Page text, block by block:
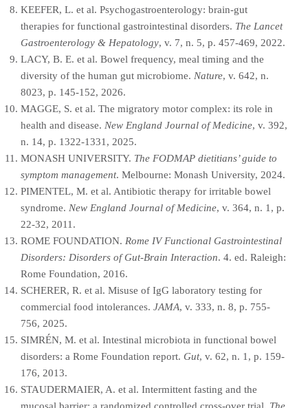
KEEFER, L. et al. Psychogastroenterology: brain-gut
therapies for functional gastrointestinal disorders. The Lancet
Gastroenterology & Hepatology, v. 7, n. 5, p. 457-469, 2022.
LACY, B. E. et al. Bowel frequency, meal timing and the
diversity of the human gut microbiome. Nature, v. 642, n.
8023, p. 145-152, 2026.
MAGGE, S. et al. The migratory motor complex: its role in
health and disease. New England Journal of Medicine, v. 392,
n. 14, p. 1322-1331, 2025.
MONASH UNIVERSITY. The FODMAP dietitians’ guide to
symptom management. Melbourne: Monash University, 2024.
PIMENTEL, M. et al. Antibiotic therapy for irritable bowel
syndrome. New England Journal of Medicine, v. 364, n. 1, p.
22-32, 2011.
ROME FOUNDATION. Rome IV Functional Gastrointestinal
Disorders: Disorders of Gut-Brain Interaction. 4. ed. Raleigh:
Rome Foundation, 2016.
SCHERER, R. et al. Misuse of IgG laboratory testing for
commercial food intolerances. JAMA, v. 333, n. 8, p. 755-
756, 2025.
SIMRÉN, M. et al. Intestinal microbiota in functional bowel
disorders: a Rome Foundation report. Gut, v. 62, n. 1, p. 159-
176, 2013.
STAUDERMAIER, A. et al. Intermittent fasting and the